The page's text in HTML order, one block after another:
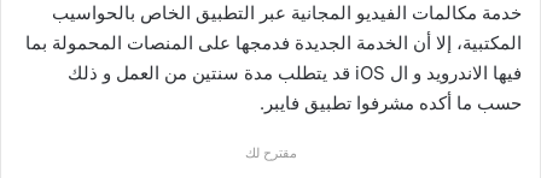
خدمة مكالمات الفيديو المجانية عبر التطبيق الخاص بالحواسيب
المكتبية، إلا أن الخدمة الجديدة فدمجها على المنصات المحمولة بما
فيها الاندرويد و ال iOS قد يتطلب مدة سنتين من العمل و ذلك
حسب ما أكده مشرفوا تطبيق فايبر.
مقترح لك